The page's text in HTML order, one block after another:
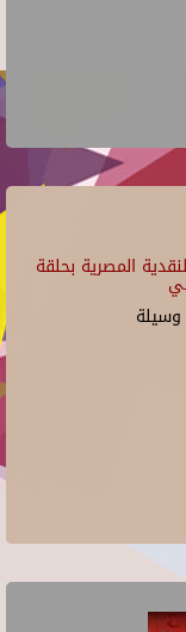
المصرية بحلقة